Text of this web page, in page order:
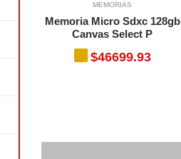
MEMORIAS
Memoria Micro Sdxc 128gb
Canvas Select P
$46699.93